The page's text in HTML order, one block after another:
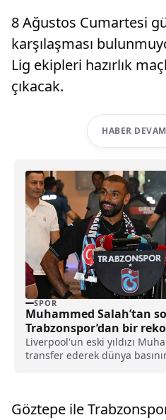
8 Ağustos Cumartesi
karşılaşması
Lig ekipleri hazırlık
çıkacak.
HABER
SPOR
Muhammed Salah’tan
Trabzonspor’dan bir
Liverpool'un eski yıldızı
transfer ederek dünya
açıkladı.
Göztepe ile